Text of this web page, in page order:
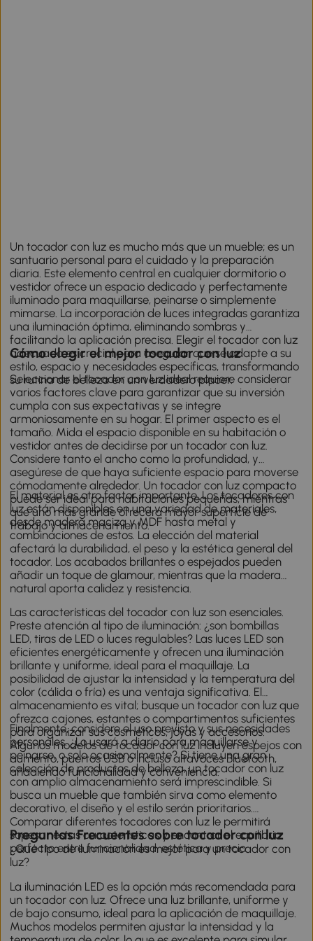
Un tocador con luz es mucho más que un mueble; es un
santuario personal para el cuidado y la preparación
diaria. Este elemento central en cualquier dormitorio o
vestidor ofrece un espacio dedicado y perfectamente
iluminado para maquillarse, peinarse o simplemente
mimarse. La incorporación de luces integradas garantiza
una iluminación óptima, eliminando sombras y
facilitando la aplicación precisa. Elegir el tocador con luz
adecuado es crucial para asegurar que se adapte a su
estilo, espacio y necesidades específicas, transformando
su rutina de belleza en un verdadero placer.
Cómo elegir el mejor tocador con luz
Seleccionar el tocador con luz ideal requiere considerar
varios factores clave para garantizar que su inversión
cumpla con sus expectativas y se integre
armoniosamente en su hogar. El primer aspecto es el
tamaño. Mida el espacio disponible en su habitación o
vestidor antes de decidirse por un tocador con luz.
Considere tanto el ancho como la profundidad, y
asegúrese de que haya suficiente espacio para moverse
cómodamente alrededor. Un tocador con luz compacto
puede ser ideal para habitaciones pequeñas, mientras
que uno más grande ofrecerá mayor superficie de
trabajo y almacenamiento.
El material es otro factor importante. Los tocadores con
luz están disponibles en una variedad de materiales,
desde madera maciza y MDF hasta metal y
combinaciones de estos. La elección del material
afectará la durabilidad, el peso y la estética general del
tocador. Los acabados brillantes o espejados pueden
añadir un toque de glamour, mientras que la madera
natural aporta calidez y resistencia.
Las características del tocador con luz son esenciales.
Preste atención al tipo de iluminación: ¿son bombillas
LED, tiras de LED o luces regulables? Las luces LED son
eficientes energéticamente y ofrecen una iluminación
brillante y uniforme, ideal para el maquillaje. La
posibilidad de ajustar la intensidad y la temperatura del
color (cálida o fría) es una ventaja significativa. El
almacenamiento es vital; busque un tocador con luz que
ofrezca cajones, estantes o compartimentos suficientes
para organizar sus cosméticos, joyas y accesorios.
Algunos modelos de tocador con luz incluyen espejos con
aumento, puertos USB o incluso altavoces Bluetooth,
añadiendo funcionalidad y conveniencia.
Finalmente, considere el uso previsto y sus necesidades
personales. ¿Lo usará a diario para maquillarse y
peinarse, o solo ocasionalmente? Si tiene una gran
colección de productos de belleza, un tocador con luz
con amplio almacenamiento será imprescindible. Si
busca un mueble que también sirva como elemento
decorativo, el diseño y el estilo serán prioritarios.
Comparar diferentes tocadores con luz le permitirá
sopesar estas características y encontrar el equilibrio
perfecto entre funcionalidad, estética y precio.
Preguntas Frecuentes sobre tocador con luz
¿Qué tipo de iluminación es mejor para un tocador con
luz?
La iluminación LED es la opción más recomendada para
un tocador con luz. Ofrece una luz brillante, uniforme y
de bajo consumo, ideal para la aplicación de maquillaje.
Muchos modelos permiten ajustar la intensidad y la